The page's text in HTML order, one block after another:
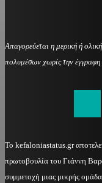
Απαγορεύεται η μερική ή
πολυμέσων χωρίς την
Το kefaloniastatus.gr
πρωτοβουλία του Γιάννη
συμμετοχή μιας μικρής